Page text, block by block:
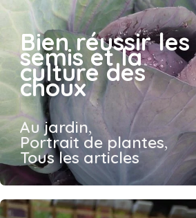
Bien réussir les
semis et la
culture des
choux
Au jardin,
Portrait de plantes,
Tous les articles